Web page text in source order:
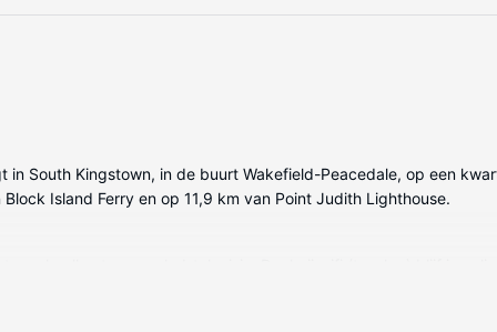
South Kingstown, in de buurt Wakefield-Peacedale, op een
Island Ferry en op 11,9 km van Point Judith Lighthouse.